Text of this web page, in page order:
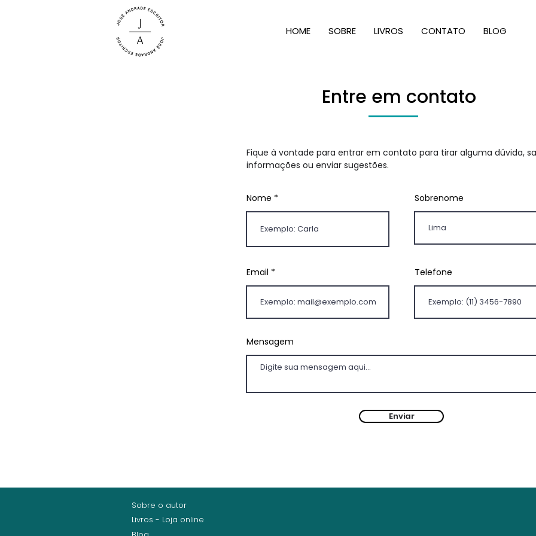
HOME SOBRE LIVROS CONTATO BLOG
Entre em contato
Nome Sobrenome
Email Telefone
Mensagem
Enviar
Fique à vontade para entrar em contato para tirar alguma dúvida,
informações ou enviar sugestões.
Sobre o autor
Livros - Loja online